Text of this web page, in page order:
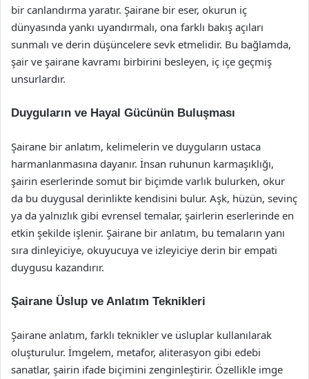
bir canlandırma yaratır. Şairane bir eser, okurun iç
dünyasında yankı uyandırmalı, ona farklı bakış açıları
sunmalı ve derin düşüncelere sevk etmelidir. Bu bağlamda,
şair ve şairane kavramı birbirini besleyen, iç içe geçmiş
unsurlardır.
Duyguların ve Hayal Gücünün Buluşması
Şairane bir anlatım, kelimelerin ve duyguların ustaca
harmanlanmasına dayanır. İnsan ruhunun karmaşıklığı,
şairin eserlerinde somut bir biçimde varlık bulurken, okur
da bu duygusal derinlikte kendisini bulur. Aşk, hüzün, sevinç
ya da yalnızlık gibi evrensel temalar, şairlerin eserlerinde en
etkin şekilde işlenir. Şairane bir anlatım, bu temaların yanı
sıra dinleyiciye, okuyucuya ve izleyiciye derin bir empati
duygusu kazandırır.
Şairane Üslup ve Anlatım Teknikleri
Şairane anlatım, farklı teknikler ve üsluplar kullanılarak
oluşturulur. İmgelem, metafor, aliterasyon gibi edebi
sanatlar, şairin ifade biçimini zenginleştirir. Özellikle imge